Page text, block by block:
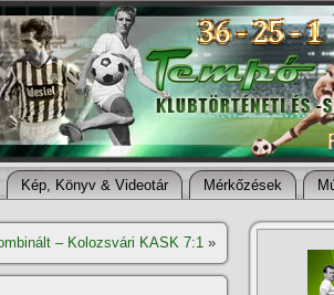
Kép, Könyv & Videotár Mérkőzések
– Kolozsvári KASK 7:1 »